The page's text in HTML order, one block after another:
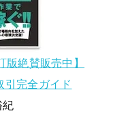
版絶賛販売中】
引完全ガイド
紀